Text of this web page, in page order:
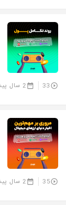
33 2 سال پیش
35 2 سال پیش